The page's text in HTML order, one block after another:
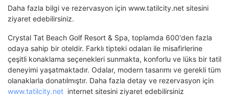
Daha fazla bilgi ve rezervasyon için www.tatilcity.net sitesini
ziyaret edebilirsiniz.
Crystal Tat Beach Golf Resort & Spa, toplamda 600'den fazla
odaya sahip bir oteldir. Farklı tipteki odaları ile misafirlerine
çeşitli konaklama seçenekleri sunmakta, konforlu ve lüks bir tatil
deneyimi yaşatmaktadır. Odalar, modern tasarımı ve gerekli tüm
olanaklarla donatılmıştır. Daha fazla detay ve rezervasyon için
www.tatilcity.net internet sitesini ziyaret edebilirsiniz